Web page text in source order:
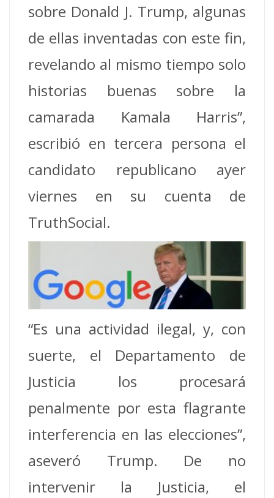
sobre Donald J. Trump, algunas
de ellas inventadas con este fin,
revelando al mismo tiempo solo
historias buenas sobre la
camarada Kamala Harris”,
escribió en tercera persona el
candidato republicano ayer
viernes en su cuenta de
TruthSocial.
“Es una actividad ilegal, y, con
suerte, el Departamento de
Justicia los procesará
penalmente por esta flagrante
interferencia en las elecciones”,
aseveró Trump. De no
intervenir la Justicia, el